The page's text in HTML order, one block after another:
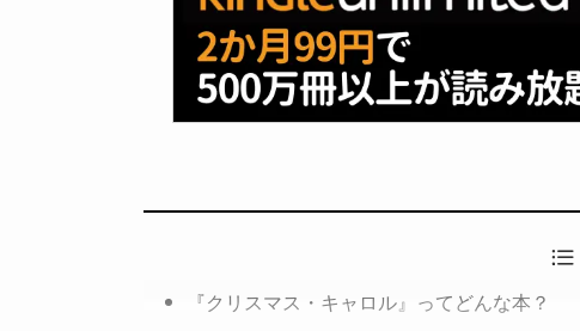
『クリスマス・キャロル』ってどんな本？